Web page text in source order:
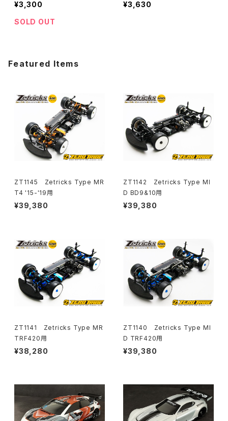
¥3,300
SOLD OUT
SPEED KING TOUR公認
¥3,630
Featured Items
ZT1145 Zetricks Type MR
T4 '15-'19用
¥39,380
ZT1142 Zetricks Type MI
D BD9&10用
¥39,380
ZT1141 Zetricks Type MR
TRF420用
¥38,280
ZT1140 Zetricks Type MI
D TRF420用
¥39,380